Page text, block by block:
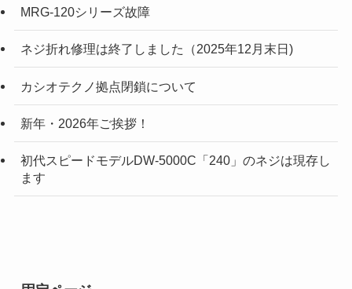
MRG-120シリーズ故障
ネジ折れ修理は終了しました（2025年12月末日)
カシオテクノ拠点閉鎖について
新年・2026年ご挨拶！
初代スピードモデルDW-5000C「240」のネジは現存し
ます